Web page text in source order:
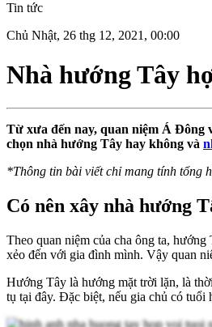
Tin tức
Chủ Nhật, 26 thg 12, 2021, 00:00
Nhà hướng Tây
Từ xưa đến nay, quan niệm Á Đông
chọn nhà hướng Tây hay không và
*Thông tin bài viết chỉ mang tính tổng
Có nên xây nhà hướng
Theo quan niệm của cha ông ta,
xẻo đến với gia đình mình. Vậy quan
Hướng Tây là hướng mặt trời lặn, là
tụ tại đây. Đặc biệt, nếu gia chủ có tuổi